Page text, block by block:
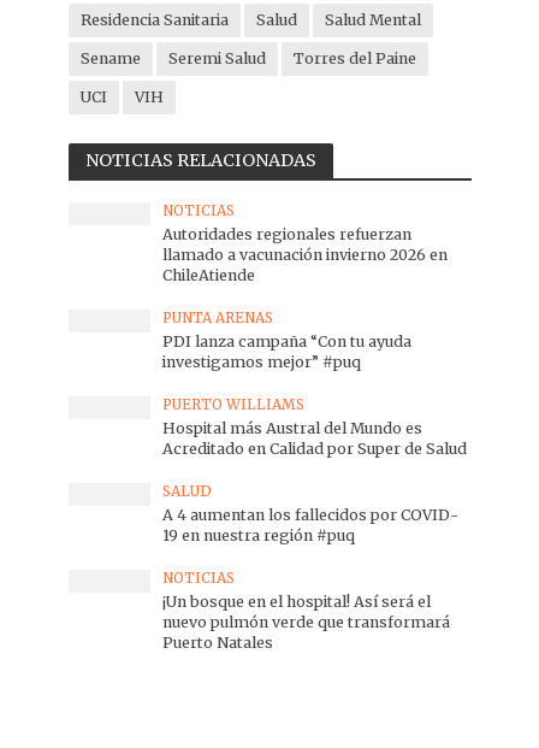
Residencia Sanitaria Salud Salud Mental
Sename Seremi Salud Torres del Paine
UCI VIH
NOTICIAS RELACIONADAS
NOTICIAS
Autoridades regionales refuerzan
llamado a vacunación invierno 2026 en
ChileAtiende
PUNTA ARENAS
PDI lanza campaña “Con tu ayuda
investigamos mejor” #puq
PUERTO WILLIAMS
Hospital más Austral del Mundo es
Acreditado en Calidad por Super de Salud
SALUD
A 4 aumentan los fallecidos por COVID-
19 en nuestra región #puq
NOTICIAS
¡Un bosque en el hospital! Así será el
nuevo pulmón verde que transformará
Puerto Natales